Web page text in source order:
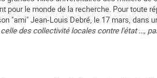
pour le monde de la recherche. Pour toute
"ami" Jean-Louis Debré, le 17 mars, dans
des collectivité locales contre l'état ...,